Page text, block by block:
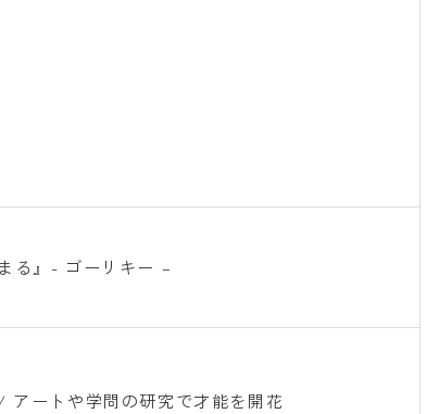
る』- ゴーリキー –
ートや学問の研究で才能を開花